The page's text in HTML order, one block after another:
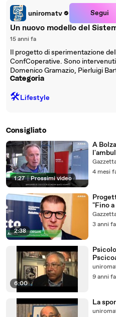
uniromatv Segui
Un nuovo modello del
15 anni fa
Il progetto di sperimentazione
ConfCoperative. Sono
Domenico Gramazio, Pierluigi
Categoria
🛠️Lifestyle
Consigliato
1:27 | Prossimi video
A
quota
4 mesi
2:38
"Fino
cure"
3 anni fa
6:00
9 anni fa
La